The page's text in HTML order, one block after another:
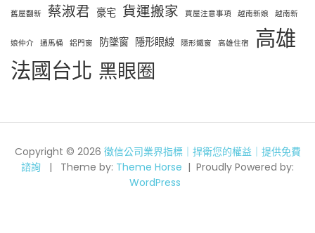
舊屋翻新 蔡淑君 豪宅 貨運搬家 買屋注意事項 越南新娘 越南新
娘仲介 通馬桶 鋁門窗 防墜窗 隱形眼線 隱形鐵窗 高雄住宿
高雄
法國台北 黑眼圈
Copyright © 2026 徵信公司業界指標｜捍衛您的權益｜提供免費
諮詢
Theme by: Theme Horse
Proudly Powered by:
WordPress